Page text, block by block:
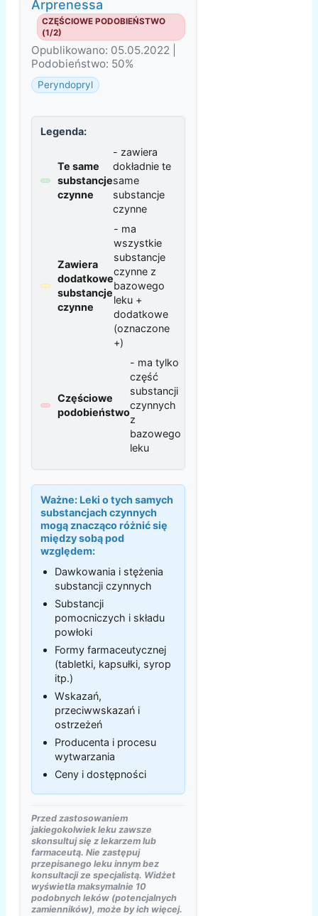
Arprenessa
CZĘŚCIOWE PODOBIEŃSTWO
(1/2)
Opublikowano: 05.05.2022 |
Podobieństwo: 50%
Peryndopryl
Legenda:
Te same
substancje
czynne
- zawiera
dokładnie te
same
substancje
czynne
Zawiera
dodatkowe
substancje
czynne
- ma
wszystkie
substancje
czynne z
bazowego
leku +
dodatkowe
(oznaczone
+)
Częściowe
podobieństwo
- ma tylko
część
substancji
czynnych
z
bazowego
leku
Ważne: Leki o tych samych
substancjach czynnych
mogą znacząco różnić się
między sobą pod
względem:
Dawkowania i stężenia
substancji czynnych
Substancji
pomocniczych i składu
powłoki
Formy farmaceutycznej
(tabletki, kapsułki, syrop
itp.)
Wskazań,
przeciwwskazań i
ostrzeżeń
Producenta i procesu
wytwarzania
Ceny i dostępności
Przed zastosowaniem
jakiegokolwiek leku zawsze
skonsultuj się z lekarzem lub
farmaceutą. Nie zastępuj
przepisanego leku innym bez
konsultacji ze specjalistą. Widżet
wyświetla maksymalnie 10
podobnych leków (potencjalnych
zamienników), może by ich więcej.